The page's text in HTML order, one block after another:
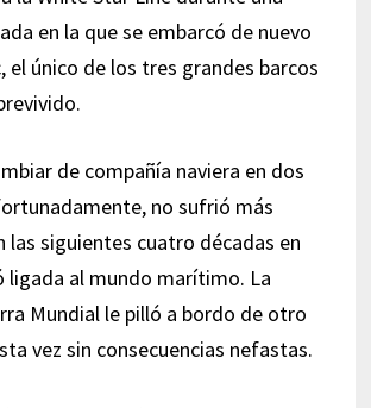
en la que se embarcó de nuevo
el único de los tres grandes barcos
de compañía naviera en dos
no sufrió más
las siguientes cuatro décadas en
ligada al mundo marítimo. La
Mundial le pilló a bordo de otro
vez sin consecuencias nefastas.